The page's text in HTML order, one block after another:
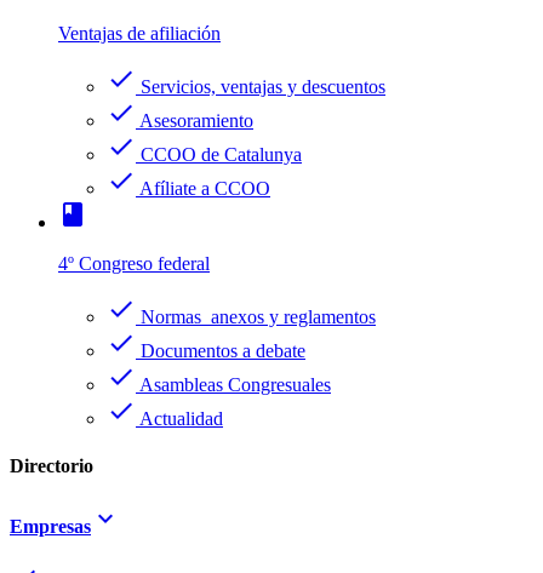
Ventajas de afiliación
check Servicios, ventajas y descuentos
check Asesoramiento
check CCOO de Catalunya
check Afíliate a CCOO
book
4º Congreso federal
check Normas anexos y reglamentos
check Documentos a debate
check Asambleas Congresuales
check Actualidad
Directorio
Empresas keyboard_arrow_down